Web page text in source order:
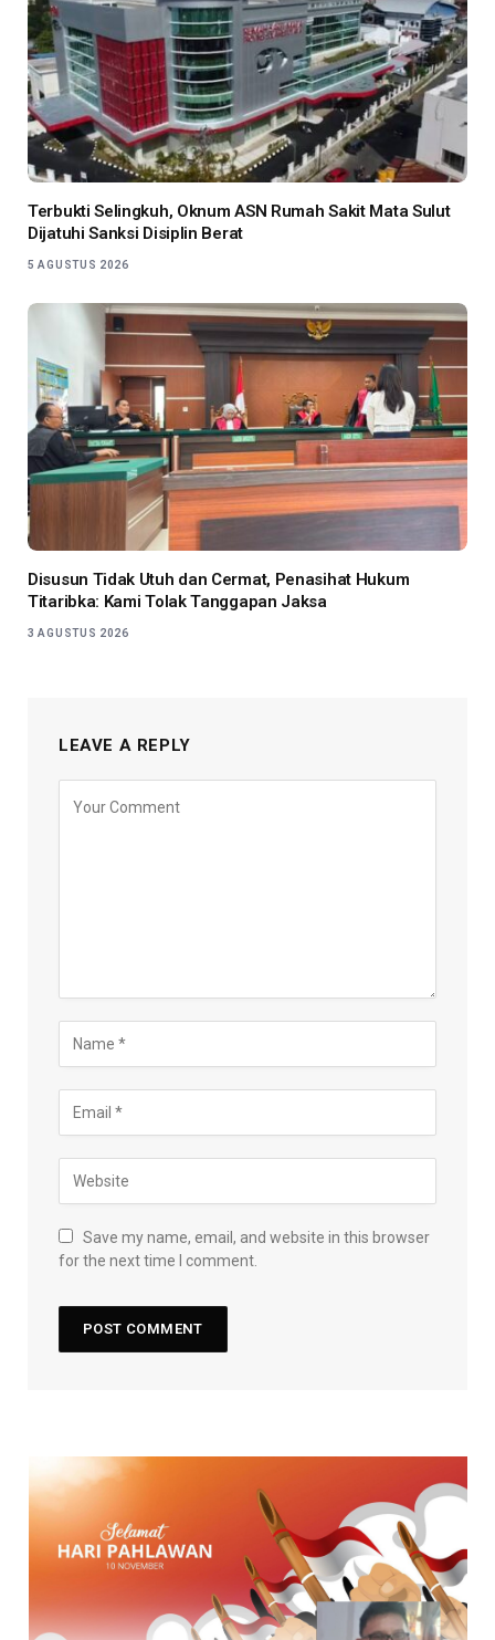
Terbukti Selingkuh, Oknum ASN Rumah Sakit Mata Sulut
Dijatuhi Sanksi Disiplin Berat
5 AGUSTUS 2026
Disusun Tidak Utuh dan Cermat, Penasihat Hukum
Titaribka: Kami Tolak Tanggapan Jaksa
3 AGUSTUS 2026
LEAVE A REPLY
Save my name, email, and website in this browser
for the next time I comment.